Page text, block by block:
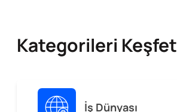
Kategorileri Keşfet
İş Dünyası